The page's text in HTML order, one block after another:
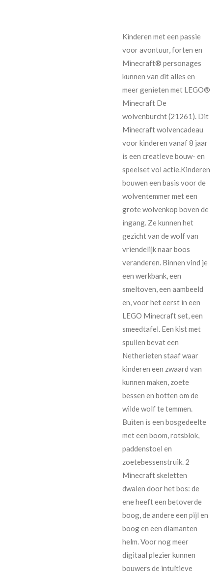
Kinderen met een passie
voor avontuur, forten en
Minecraft® personages
kunnen van dit alles en
meer genieten met LEGO®
Minecraft De
wolvenburcht (21261). Dit
Minecraft wolvencadeau
voor kinderen vanaf 8 jaar
is een creatieve bouw- en
speelset vol actie.Kinderen
bouwen een basis voor de
wolventemmer met een
grote wolvenkop boven de
ingang. Ze kunnen het
gezicht van de wolf van
vriendelijk naar boos
veranderen. Binnen vind je
een werkbank, een
smeltoven, een aambeeld
en, voor het eerst in een
LEGO Minecraft set, een
smeedtafel. Een kist met
spullen bevat een
Netherieten staaf waar
kinderen een zwaard van
kunnen maken, zoete
bessen en botten om de
wilde wolf te temmen.
Buiten is een bosgedeelte
met een boom, rotsblok,
paddenstoel en
zoetebessenstruik. 2
Minecraft skeletten
dwalen door het bos: de
ene heeft een betoverde
boog, de andere een pijl en
boog en een diamanten
helm. Voor nog meer
digitaal plezier kunnen
bouwers de intuïtieve